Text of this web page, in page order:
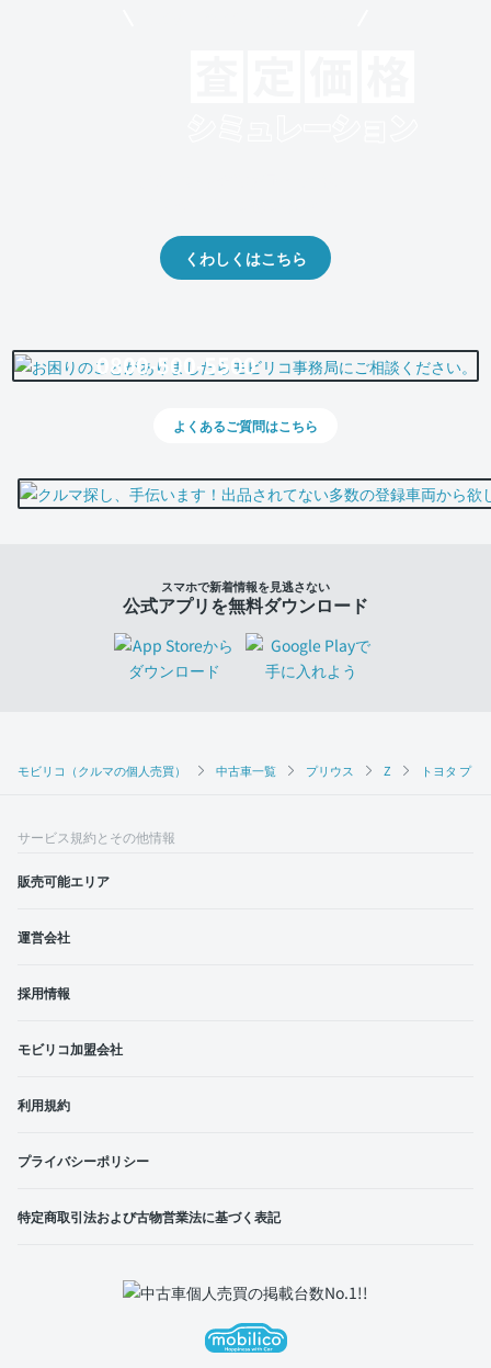
モビリコ（クルマの個人売買） 中古車一覧 プリウス Z トヨタ プ
くわしくはこちら
0800-500-5500
よくあるご質問はこちら
スマホで新着情報を見逃さない
公式アプリを無料ダウンロード
サービス規約とその他情報
販売可能エリア
運営会社
採用情報
モビリコ加盟会社
利用規約
プライバシーポリシー
特定商取引法および古物営業法に基づく表記